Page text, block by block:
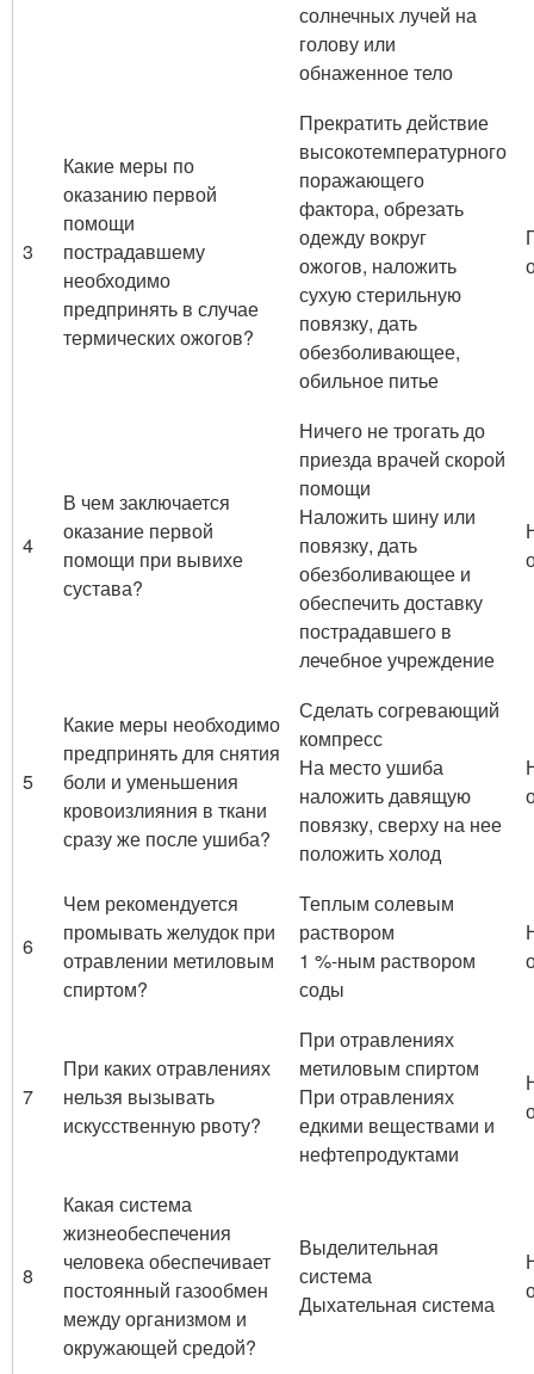
солнечных лучей на
голову или
обнаженное тело
3
Какие меры по
оказанию первой
помощи
пострадавшему
необходимо
предпринять в случае
термических ожогов?
Прекратить действие
высокотемпературного
поражающего
фактора, обрезать
одежду вокруг
ожогов, наложить
сухую стерильную
повязку, дать
обезболивающее,
обильное питье
4
В чем заключается
оказание первой
помощи при вывихе
сустава?
Ничего не трогать до
приезда врачей скорой
помощи
Наложить шину или
повязку, дать
обезболивающее и
обеспечить доставку
пострадавшего в
лечебное учреждение
5
Какие меры необходимо
предпринять для снятия
боли и уменьшения
кровоизлияния в ткани
сразу же после ушиба?
Сделать согревающий
компресс
На место ушиба
наложить давящую
повязку, сверху на нее
положить холод
6
Чем рекомендуется
промывать желудок при
отравлении метиловым
спиртом?
Теплым солевым
раствором
1 %-ным раствором
соды
7
При каких отравлениях
нельзя вызывать
искусственную рвоту?
При отравлениях
метиловым спиртом
При отравлениях
едкими веществами и
нефтепродуктами
8
Какая система
жизнеобеспечения
человека обеспечивает
постоянный газообмен
между организмом и
окружающей средой?
Выделительная
система
Дыхательная система